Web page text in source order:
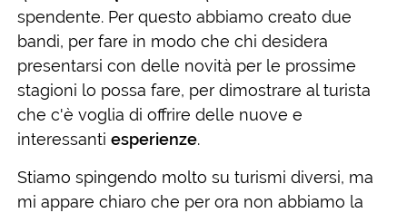
spendente. Per questo abbiamo creato due
bandi, per fare in modo che chi desidera
presentarsi con delle novità per le prossime
stagioni lo possa fare, per dimostrare al turista
che c'è voglia di offrire delle nuove e
interessanti esperienze.
Stiamo spingendo molto su turismi diversi, ma
mi appare chiaro che per ora non abbiamo la